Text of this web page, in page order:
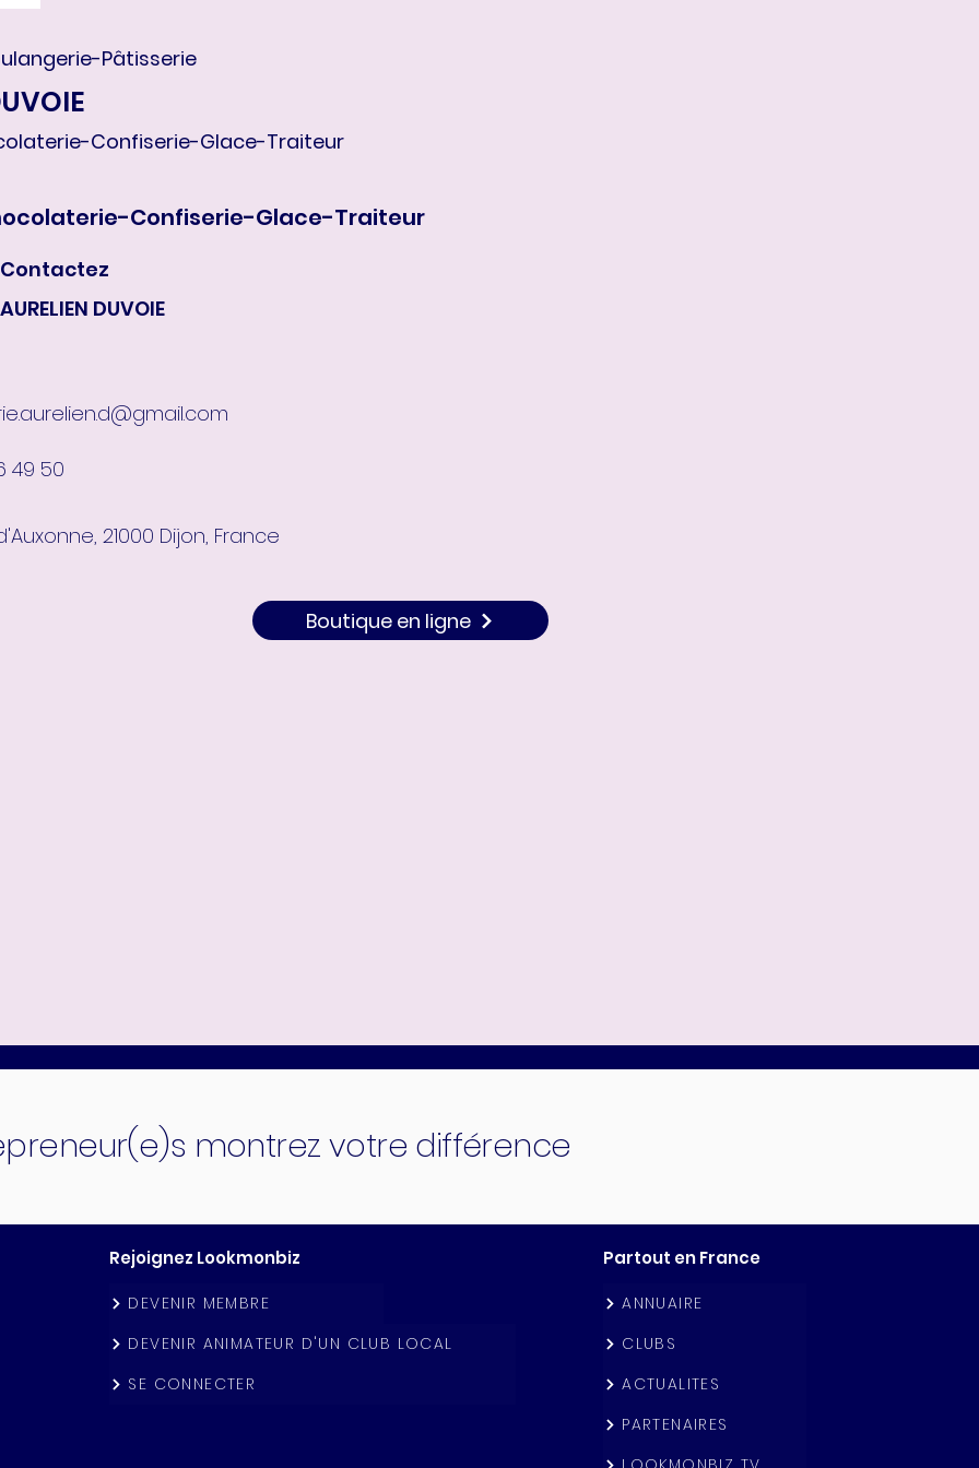
Pâtisserie
Confiserie-Glace-Traiteur
Confiserie-Glace-Traiteur
Contactez
AURELIEN DUVOIE
49 50
21000 Dijon, France
Boutique en ligne
montrez votre différence
Rejoignez Lookmonbiz
DEVENIR MEMBRE
DEVENIR ANIMATEUR D'UN CLUB LOCAL
SE CONNECTER
Partout en France
ANNUAIRE
CLUBS
ACTUALITES
PARTENAIRES